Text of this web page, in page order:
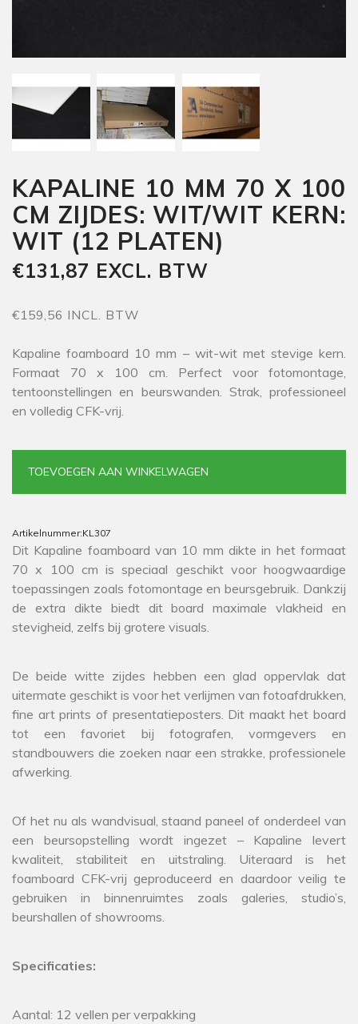
KAPALINE 10 MM 70 X 100
CM ZIJDES: WIT/WIT KERN:
WIT (12 PLATEN)
€131,87 EXCL. BTW
€159,56 INCL. BTW
Kapaline foamboard 10 mm – wit-wit met stevige kern.
Formaat 70 x 100 cm. Perfect voor fotomontage,
tentoonstellingen en beurswanden. Strak, professioneel
en volledig CFK-vrij.
TOEVOEGEN AAN WINKELWAGEN
Artikelnummer:KL307
Dit Kapaline foamboard van 10 mm dikte in het formaat
70 x 100 cm is speciaal geschikt voor hoogwaardige
toepassingen zoals fotomontage en beursgebruik. Dankzij
de extra dikte biedt dit board maximale vlakheid en
stevigheid, zelfs bij grotere visuals.
De beide witte zijdes hebben een glad oppervlak dat
uitermate geschikt is voor het verlijmen van fotoafdrukken,
fine art prints of presentatieposters. Dit maakt het board
tot een favoriet bij fotografen, vormgevers en
standbouwers die zoeken naar een strakke, professionele
afwerking.
Of het nu als wandvisual, staand paneel of onderdeel van
een beursopstelling wordt ingezet – Kapaline levert
kwaliteit, stabiliteit en uitstraling. Uiteraard is het
foamboard CFK-vrij geproduceerd en daardoor veilig te
gebruiken in binnenruimtes zoals galeries, studio’s,
beurshallen of showrooms.
Specificaties:
Aantal: 12 vellen per verpakking